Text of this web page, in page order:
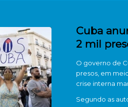
Cuba
2 mil
O governo de
presos, em
crise interna
Segundo as